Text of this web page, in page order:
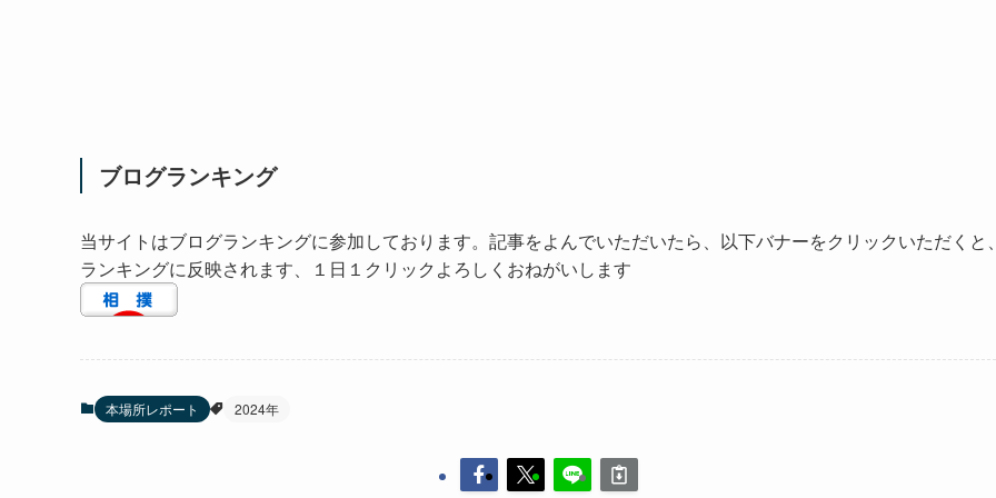
ブログランキング
当サイトはブログランキングに参加しております。記事をよんでいただいたら、以下バナーをクリックいただくと
ランキングに反映されます、１日１クリックよろしくおねがいします
本場所レポート 2024年